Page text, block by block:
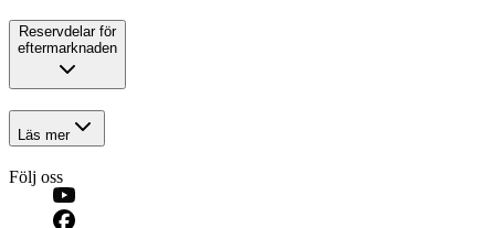
Reservdelar för
eftermarknaden
Läs mer
Följ oss